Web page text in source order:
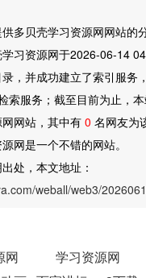
贝壳学习资源网网站的
习资源网于2026-06-14
，并成功建立了索引服务
索服务；截至目前为止，
网站，其中有0 名网友为
网是一个不错的网站。
，本文地址：
weball/web3/
网
学习资源网